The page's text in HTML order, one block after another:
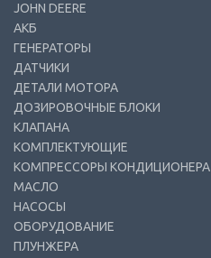
JOHN DEERE
АКБ
ГЕНЕРАТОРЫ
ДАТЧИКИ
ДЕТАЛИ МОТОРА
ДОЗИРОВОЧНЫЕ БЛОКИ
КЛАПАНА
КОМПЛЕКТУЮЩИЕ
КОМПРЕССОРЫ КОНДИЦИОНЕРА
МАСЛО
НАСОСЫ
ОБОРУДОВАНИЕ
ПЛУНЖЕРА